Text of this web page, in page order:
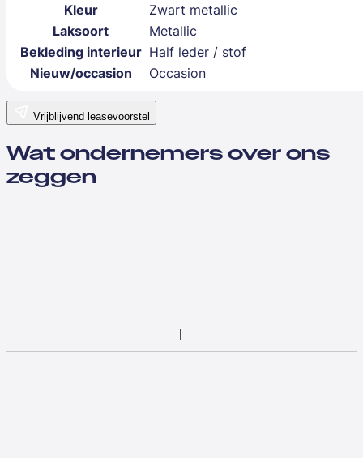
Kleur
Zwart metallic
Laksoort
Metallic
Bekleding interieur Half leder / stof
Nieuw/occasion
Occasion
Vrijblijvend leasevoorstel
Wat ondernemers over ons
zeggen